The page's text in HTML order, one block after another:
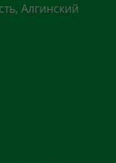
Алгинский